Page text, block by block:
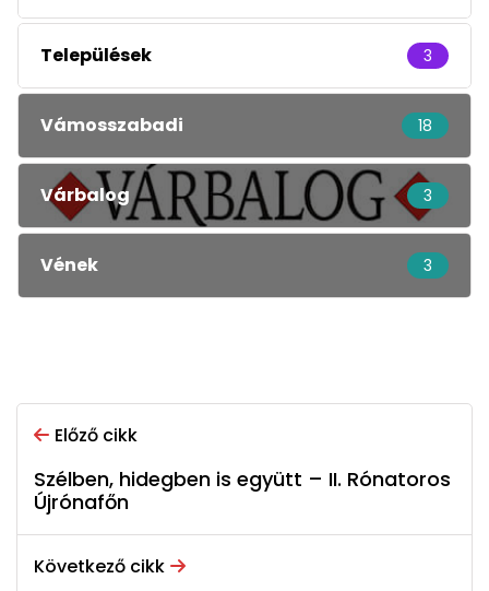
Települések 3
Vámosszabadi 18
Várbalog 3
Vének 3
Előző cikk
Szélben, hidegben is együtt – II. Rónatoros
Újrónafőn
Következő cikk